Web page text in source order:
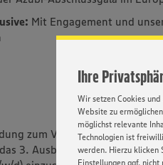
Ihre
Wir setzen Cookies
Website zu
möglichst relevante
Technologien ist
werden. Hierzu klicken
Einstellungen ggf.
Mit Engagement und
zum Verkäufer (m/w/d) –
3. Ausbildungsjahr zum